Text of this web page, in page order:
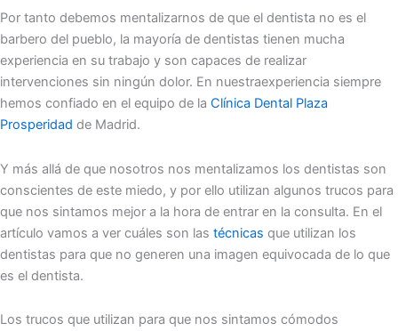
Por tanto debemos mentalizarnos de que el dentista no es el
barbero del pueblo, la mayoría de dentistas tienen mucha
experiencia en su trabajo y son capaces de realizar
intervenciones sin ningún dolor. En nuestraexperiencia siempre
hemos confiado en el equipo de la Clínica Dental Plaza
Prosperidad de Madrid.
Y más allá de que nosotros nos mentalizamos los dentistas son
conscientes de este miedo, y por ello utilizan algunos trucos para
que nos sintamos mejor a la hora de entrar en la consulta. En el
artículo vamos a ver cuáles son las técnicas que utilizan los
dentistas para que no generen una imagen equivocada de lo que
es el dentista.
Los trucos que utilizan para que nos sintamos cómodos